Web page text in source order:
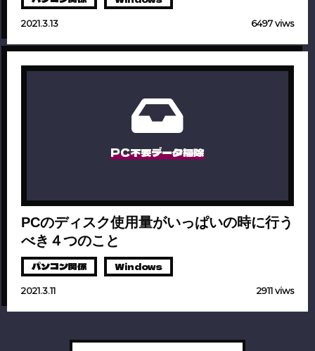
2021.3.13 6497 viws
PC不要データ掃除
PCのディスク使用量がいっぱいの時に行う
べき４つのこと
パソコン関係 Windows
2021.3.11 2911 viws